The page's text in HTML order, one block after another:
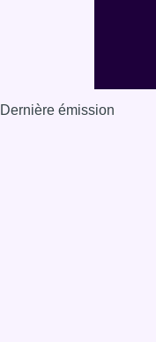
Dernière émission